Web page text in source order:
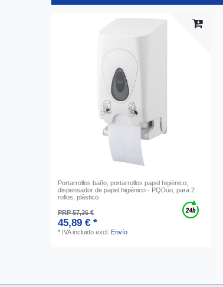
Portarrollos baño, portarrollos papel higiénico,
dispensador de papel higiénico - PQDuo, para 2
rollos, plástico
PRP 57,36 €
45,89 € *
* IVA incluido excl. Envío